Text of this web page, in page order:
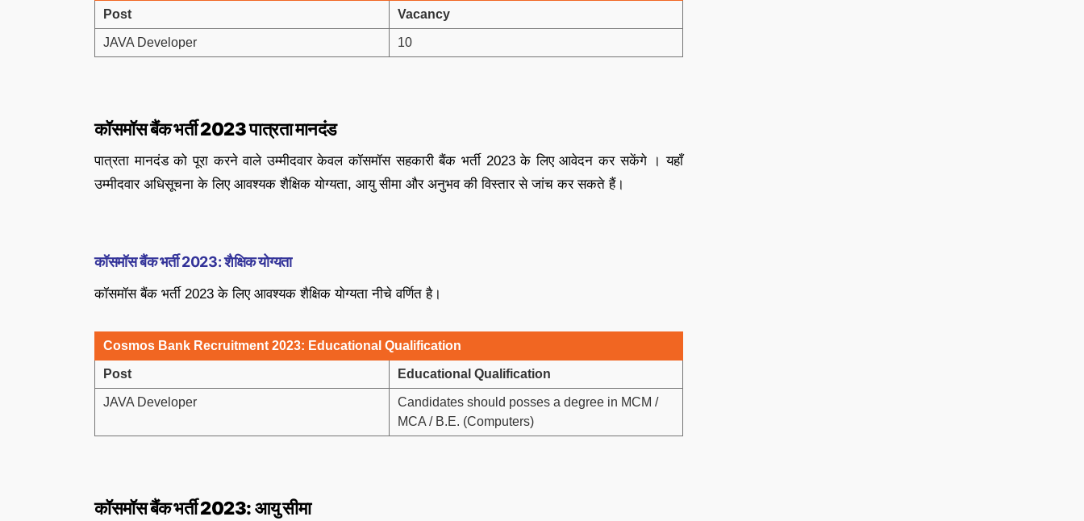
Post Vacancy
JAVA Developer 10
कॉसमॉस बैंक भर्ती2023पात्रता मानदंड
पात्रता मानदंड को पूरा करने वाले उम्मीदवार केवल कॉसमॉस सहकारी बैंक भर्ती 2023 के लिए आवेदन कर सकेंगे । यहाँ
उम्मीदवार अधिसूचना के लिए आवश्यक शैक्षिक योग्यता, आयु सीमा और अनुभव की विस्तार से जांच कर सकते हैं।
कॉसमॉस बैंक भर्ती2023:शैक्षिक योग्यता
कॉसमॉस बैंक भर्ती 2023 के लिए आवश्यक शैक्षिक योग्यता नीचे वर्णित है।
Cosmos Bank Recruitment 2023: Educational Qualification
Post Educational Qualification
JAVA Developer
Candidates should posses a degree in MCM /
MCA / B.E. (Computers)
कॉसमॉस बैंक भर्ती2023:आयु सीमा